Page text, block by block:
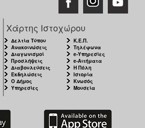
Χάρτης Ιστοχώρου
Δελτία Τύπου
Ανακοινώσεις
Διαγωνισμοί
Προσλήψεις
Διαβουλεύσεις
Εκδηλώσεις
Ο Δήμος
Υπηρεσίες
Κ.Ε.Π.
Τηλέφωνα
e-Υπηρεσίες
e-Αιτήματα
Η Πόλη
Ιστορία
Κνωσός
Μουσεία